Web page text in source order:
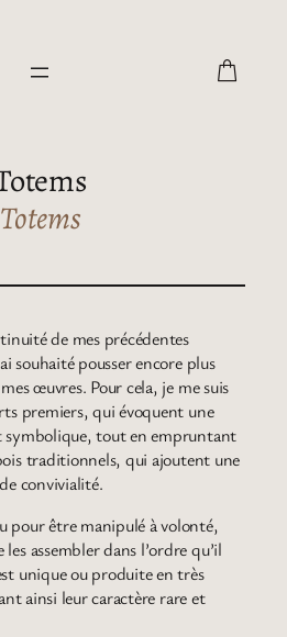
Totems
de mes précédentes
souhaité pousser encore plus
œuvres. Pour cela, je me suis
premiers, qui évoquent une
symbolique, tout en empruntant
traditionnels, qui ajoutent une
convivialité.
pour être manipulé à volonté,
assembler dans l’ordre qu’il
unique ou produite en très
ainsi leur caractère rare et